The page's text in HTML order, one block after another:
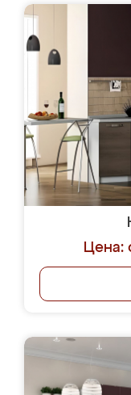
Цена: